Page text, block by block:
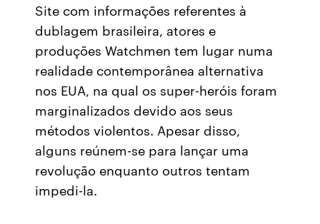
Site com informações referentes à
dublagem brasileira, atores e
produções Watchmen tem lugar numa
realidade contemporânea alternativa
nos EUA, na qual os super-heróis foram
marginalizados devido aos seus
métodos violentos. Apesar disso,
alguns reúnem-se para lançar uma
revolução enquanto outros tentam
impedi-la.